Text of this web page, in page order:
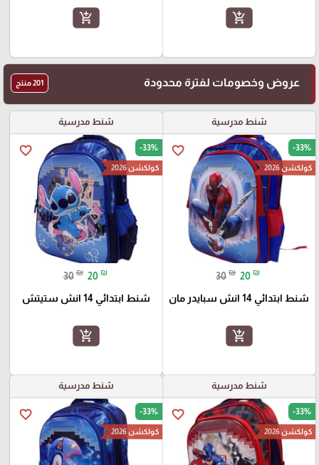
add_shopping_cart
add_shopping_cart
عروض وخصومات لفترة محدودة 201 منتج
شنط مدرسية
favorite_border -33%
كولكشن 2026
30 ₪ 20 ₪
شنط ابتدائي 14 انش سبايدر مان
add_shopping_cart
شنط مدرسية
favorite_border -33%
كولكشن 2026
30 ₪ 20 ₪
شنط ابتدائي 14 انش ستيتش
add_shopping_cart
شنط مدرسية
favorite_border -33%
كولكشن 2026
شنط مدرسية
favorite_border -33%
كولكشن 2026